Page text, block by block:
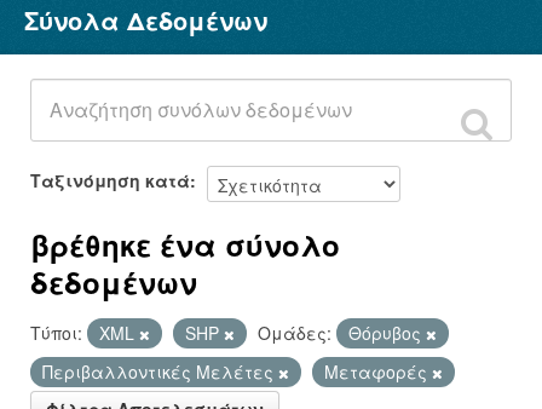
Σύνολα Δεδομένων
Φορείς
Ομάδες
Σχετικά
Σύνολα Δεδομένων
Ταξινόμηση κατά
βρέθηκε ένα σύνολο
δεδομένων
Τύποι: XML SHP Ομάδες:
Θόρυβος
Περιβαλλοντικές Μελέτες
Μεταφορές